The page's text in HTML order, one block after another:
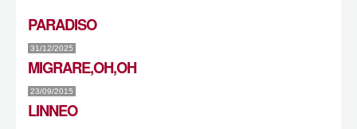
PARADISO
31/12/2025
MIGRARE,OH,OH
23/09/2015
LINNEO